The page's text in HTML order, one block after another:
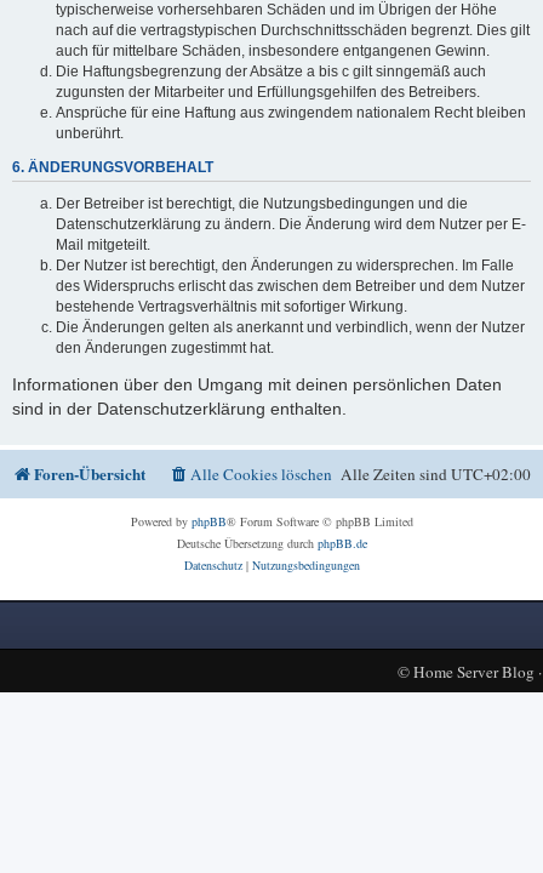
typischerweise vorhersehbaren Schäden und im Übrigen der Höhe
nach auf die vertragstypischen Durchschnittsschäden begrenzt. Dies gilt
auch für mittelbare Schäden, insbesondere entgangenen Gewinn.
Die Haftungsbegrenzung der Absätze a bis c gilt sinngemäß auch
zugunsten der Mitarbeiter und Erfüllungsgehilfen des Betreibers.
Ansprüche für eine Haftung aus zwingendem nationalem Recht bleiben
unberührt.
6. ÄNDERUNGSVORBEHALT
Der Betreiber ist berechtigt, die Nutzungsbedingungen und die
Datenschutzerklärung zu ändern. Die Änderung wird dem Nutzer per E-
Mail mitgeteilt.
Der Nutzer ist berechtigt, den Änderungen zu widersprechen. Im Falle
des Widerspruchs erlischt das zwischen dem Betreiber und dem Nutzer
bestehende Vertragsverhältnis mit sofortiger Wirkung.
Die Änderungen gelten als anerkannt und verbindlich, wenn der Nutzer
den Änderungen zugestimmt hat.
Informationen über den Umgang mit deinen persönlichen Daten
sind in der Datenschutzerklärung enthalten.
Foren-Übersicht Alle Zeiten sindUTC+02:00
Alle Cookies löschen
Powered by phpBB® Forum Software © phpBB Limited
Deutsche Übersetzung durch phpBB.de
Datenschutz| Nutzungsbedingungen
©Home Server Blog